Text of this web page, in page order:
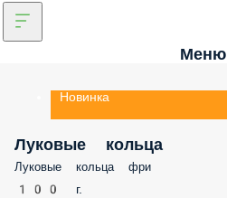
Меню
Новинка
Луковые кольца
Луковые кольца фри
100 г.